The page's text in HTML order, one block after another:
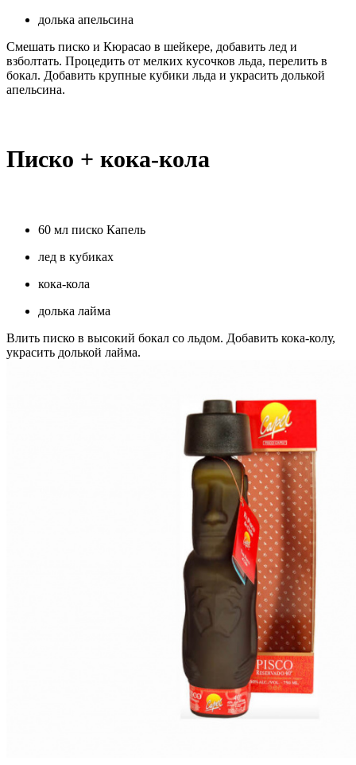
долька апельсина
Смешать писко и Кюрасао в шейкере, добавить лед и
взболтать. Процедить от мелких кусочков льда, перелить в
бокал. Добавить крупные кубики льда и украсить долькой
апельсина.
Писко + кока-кола
60 мл писко Капель
лед в кубиках
кока-кола
долька лайма
Влить писко в высокий бокал со льдом. Добавить кока-колу,
украсить долькой лайма.